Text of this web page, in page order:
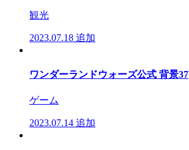
観光
2023.07.18 追加
ワンダーランドウォーズ公式 背景37
ゲーム
2023.07.14 追加